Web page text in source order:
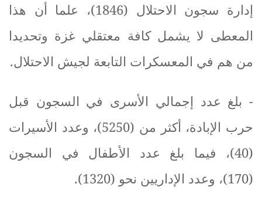
إدارة سجون الاحتلال (1846)، علما أن هذا
المعطى لا يشمل كافة معتقلي غزة وتحديدا
من هم في المعسكرات التابعة لجيش الاحتلال.
- بلغ عدد إجمالي الأسرى في السجون قبل
حرب الإبادة، أكثر من (5250)، وعدد الأسيرات
(40)، فيما بلغ عدد الأطفال في السجون
(170)، وعدد الإداريين نحو
(1320).